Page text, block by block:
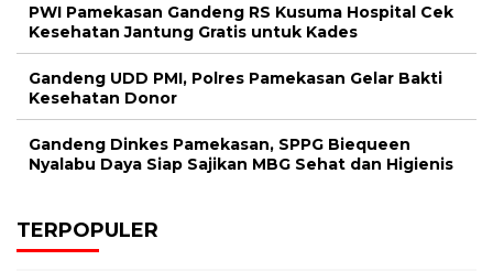
PWI Pamekasan Gandeng RS Kusuma Hospital Cek
Kesehatan Jantung Gratis untuk Kades
Gandeng UDD PMI, Polres Pamekasan Gelar Bakti
Kesehatan Donor
Gandeng Dinkes Pamekasan, SPPG Biequeen
Nyalabu Daya Siap Sajikan MBG Sehat dan Higienis
TERPOPULER